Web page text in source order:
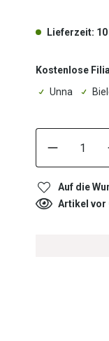
Lieferzeit:
Kostenlose
Unna
Auf die
Artikel vor